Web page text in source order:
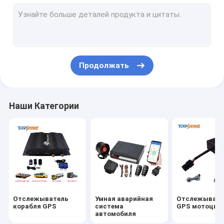
Аксессуары отслежывателя GPS
GPS-слежение за транспортными средствами
GPS-слежение за автомобилем
Отслежыватель Ebike GPS
Электрический регулятор велосипеда
Продолжать
Наши Категории
Отслежыватель
корабля GPS
Умная аварийная
система
автомобиля
GPS